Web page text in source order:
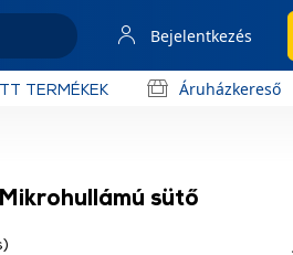
Bejelentkezés
TERMÉKEK Áruházkereső
sütő